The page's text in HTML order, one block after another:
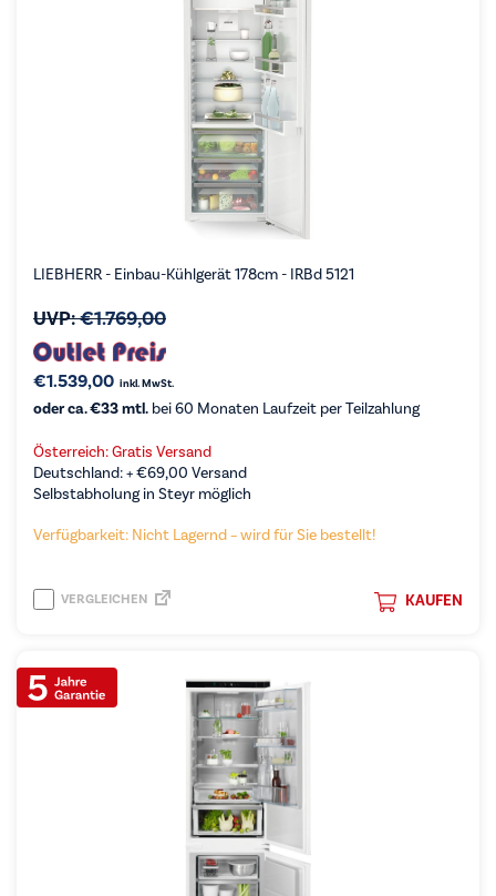
LIEBHERR - Einbau-Kühlgerät 178cm - IRBd 5121
UVP:€1.769,00
€1.539,00 inkl. MwSt.
oder ca. €33 mtl. bei 60 Monaten Laufzeit per Teilzahlung
Österreich: Gratis Versand
Deutschland: +€69,00 Versand
Selbstabholung in Steyr möglich
Verfügbarkeit: Nicht Lagernd – wird für Sie bestellt!
KAUFEN
VERGLEICHEN